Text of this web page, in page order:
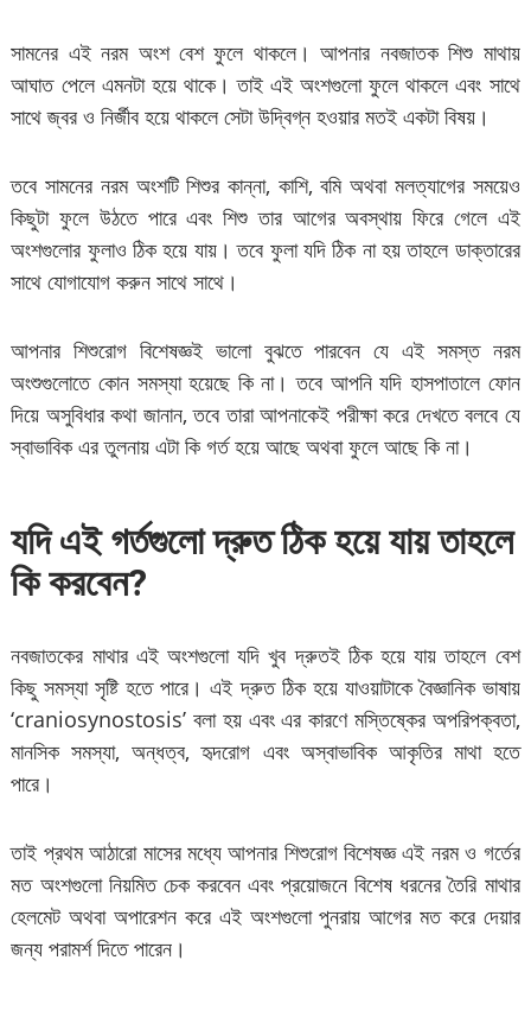
সামনের এই নরম অংশ বেশ ফুলে থাকলে। আপনার নবজাতক শিশু মাথায়
আঘাত পেলে এমনটা হয়ে থাকে। তাই এই অংশগুলো ফুলে থাকলে এবং সাথে
সাথে জ্বর ও নির্জীব হয়ে থাকলে সেটা উদ্বিগ্ন হওয়ার মতই একটা বিষয়।
তবে সামনের নরম অংশটি শিশুর কান্না, কাশি, বমি অথবা মলত্যাগের সময়েও
কিছুটা ফুলে উঠতে পারে এবং শিশু তার আগের অবস্থায় ফিরে গেলে এই
অংশগুলোর ফুলাও ঠিক হয়ে যায়। তবে ফুলা যদি ঠিক না হয় তাহলে ডাক্তারের
সাথে যোগাযোগ করুন সাথে সাথে।
আপনার শিশুরোগ বিশেষজ্ঞই ভালো বুঝতে পারবেন যে এই সমস্ত নরম
অংশুগুলোতে কোন সমস্যা হয়েছে কি না। তবে আপনি যদি হাসপাতালে ফোন
দিয়ে অসুবিধার কথা জানান, তবে তারা আপনাকেই পরীক্ষা করে দেখতে বলবে যে
স্বাভাবিক এর তুলনায় এটা কি গর্ত হয়ে আছে অথবা ফুলে আছে কি না।
যদি এই গর্তগুলো দ্রুত ঠিক হয়ে যায় তাহলে
কি করবেন?
নবজাতকের মাথার এই অংশগুলো যদি খুব দ্রুতই ঠিক হয়ে যায় তাহলে বেশ
কিছু সমস্যা সৃষ্টি হতে পারে। এই দ্রুত ঠিক হয়ে যাওয়াটাকে বৈজ্ঞানিক ভাষায়
‘craniosynostosis’ বলা হয় এবং এর কারণে মস্তিষ্কের অপরিপক্বতা,
মানসিক সমস্যা, অন্ধত্ব, হৃদরোগ এবং অস্বাভাবিক আকৃতির মাথা হতে
পারে।
তাই প্রথম আঠারো মাসের মধ্যে আপনার শিশুরোগ বিশেষজ্ঞ এই নরম ও গর্তের
মত অংশগুলো নিয়মিত চেক করবেন এবং প্রয়োজনে বিশেষ ধরনের তৈরি মাথার
হেলমেট অথবা অপারেশন করে এই অংশগুলো পুনরায় আগের মত করে দেয়ার
জন্য পরামর্শ দিতে পারেন।